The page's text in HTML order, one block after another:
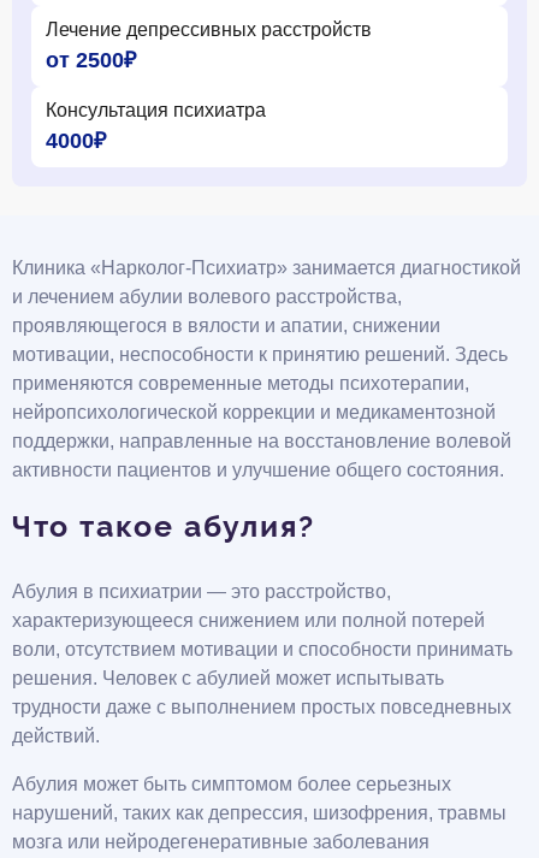
Лечение депрессивных расстройств
от 2500₽
Консультация психиатра
4000₽
Клиника «Нарколог-Психиатр» занимается диагностикой
и лечением абулии волевого расстройства,
проявляющегося в вялости и апатии, снижении
мотивации, неспособности к принятию решений. Здесь
применяются современные методы психотерапии,
нейропсихологической коррекции и медикаментозной
поддержки, направленные на восстановление волевой
активности пациентов и улучшение общего состояния.
Что такое абулия?
Абулия в психиатрии — это расстройство,
характеризующееся снижением или полной потерей
воли, отсутствием мотивации и способности принимать
решения. Человек с абулией может испытывать
трудности даже с выполнением простых повседневных
действий.
Абулия может быть симптомом более серьезных
нарушений, таких как депрессия, шизофрения, травмы
мозга или нейродегенеративные заболевания